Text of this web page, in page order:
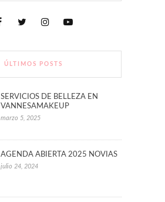
ÚLTIMOS POSTS
SERVICIOS DE BELLEZA EN
VANNESAMAKEUP
marzo 5, 2025
AGENDA ABIERTA 2025 NOVIAS
julio 24, 2024